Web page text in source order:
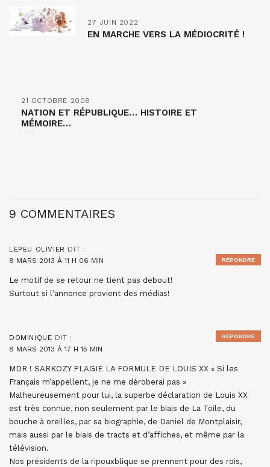
27 JUIN 2022
EN MARCHE VERS LA MÉDIOCRITÉ !
21 OCTOBRE 2008
NATION ET RÉPUBLIQUE… HISTOIRE ET
MÉMOIRE…
9 COMMENTAIRES
LEPEU OLIVIER DIT :
8 MARS 2013 À 11 H 06 MIN
Le motif de se retour ne tient pas debout!
Surtout si l’annonce provient des médias!
RÉPONDRE
DOMINIQUE DIT :
8 MARS 2013 À 17 H 15 MIN
MDR ! SARKOZY PLAGIE LA FORMULE DE LOUIS XX « Si les
Français m’appellent, je ne me déroberai pas »
Malheureusement pour lui, la superbe déclaration de Louis XX
est très connue, non seulement par le biais de La Toile, du
bouche à oreilles, par sa biographie, de Daniel de Montplaisir,
mais aussi par le biais de tracts et d’affiches, et même par la
télévision.
Nos présidents de la ripouxblique se prennent pour des rois,
RÉPONDRE